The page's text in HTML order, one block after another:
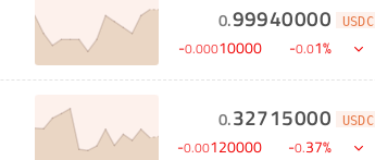
0.99940000 USDC
-0.00010000 -0.01%
0.32715000 USDC
-0.00120000 -0.37%